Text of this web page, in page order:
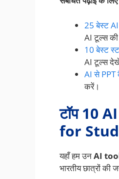
25 बेस्ट
AI टूल्स
10 बेस्ट
AI टूल्स
AI से PPT
करें।
टॉप 10
for
यहाँ हम उनAI
भारतीय छात्रों